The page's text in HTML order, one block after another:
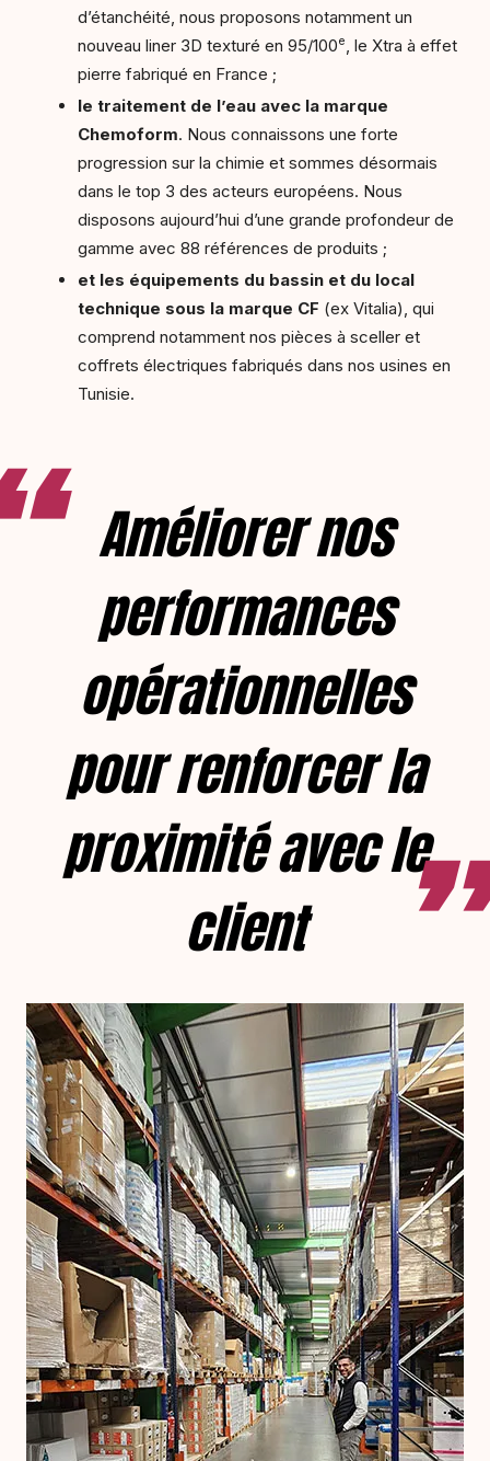
d’étanchéité, nous proposons notamment un
nouveau liner 3D texturé en 95/100e, le Xtra à effet
pierre fabriqué en France ;
le traitement de l’eau avec la marque
Chemoform. Nous connaissons une forte
progression sur la chimie et sommes désormais
dans le top 3 des acteurs européens. Nous
disposons aujourd’hui d’une grande profondeur de
gamme avec 88 références de produits ;
et les équipements du bassin et du local
technique sous la marque CF (ex Vitalia), qui
comprend notamment nos pièces à sceller et
coffrets électriques fabriqués dans nos usines en
Tunisie.
Améliorer nos
performances
opérationnelles
pour renforcer la
proximité avec le
client